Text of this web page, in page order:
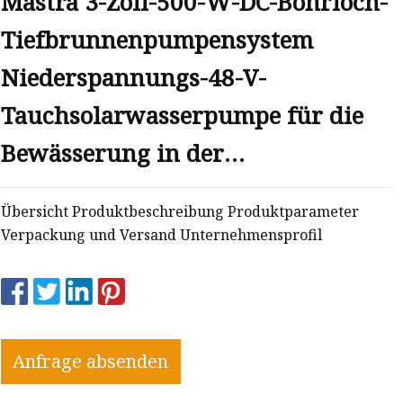
Tiefbrunnenpumpensystem
Niederspannungs-48-V-
Tauchsolarwasserpumpe für die
Bewässerung in der
Landwirtschaft
Solarwasserpumpe
Übersicht Produktbeschreibung Produktparameter
Verpackung und Versand Unternehmensprofil
Anfrage absenden